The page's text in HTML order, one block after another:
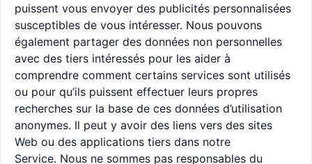
puissent vous envoyer des publicités personnalisées
susceptibles de vous intéresser. Nous pouvons
également partager des données non personnelles
avec des tiers intéressés pour les aider à
comprendre comment certains services sont utilisés
ou pour qu’ils puissent effectuer leurs propres
recherches sur la base de ces données d’utilisation
anonymes. Il peut y avoir des liens vers des sites
Web ou des applications tiers dans notre
Service. Nous ne sommes pas responsables du